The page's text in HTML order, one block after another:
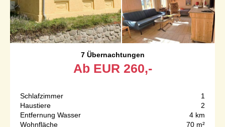
7 Übernachtungen
Ab EUR 260,-
Schlafzimmer
1
Haustiere
2
Entfernung Wasser
4 km
Wohnfläche
70 m²